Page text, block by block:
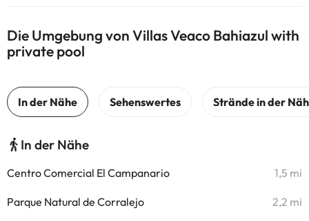
Die Umgebung von Villas Veaco Bahiazul with
private pool
In der Nähe
Centro Comercial El Campanario 1,5 mi
Parque Natural de Corralejo 2,2 mi